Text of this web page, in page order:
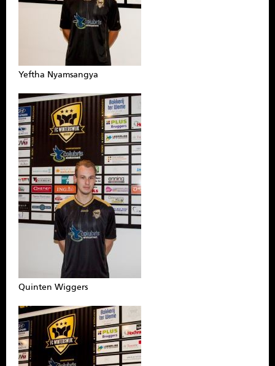
Yeftha Nyamsangya
Quinten Wiggers